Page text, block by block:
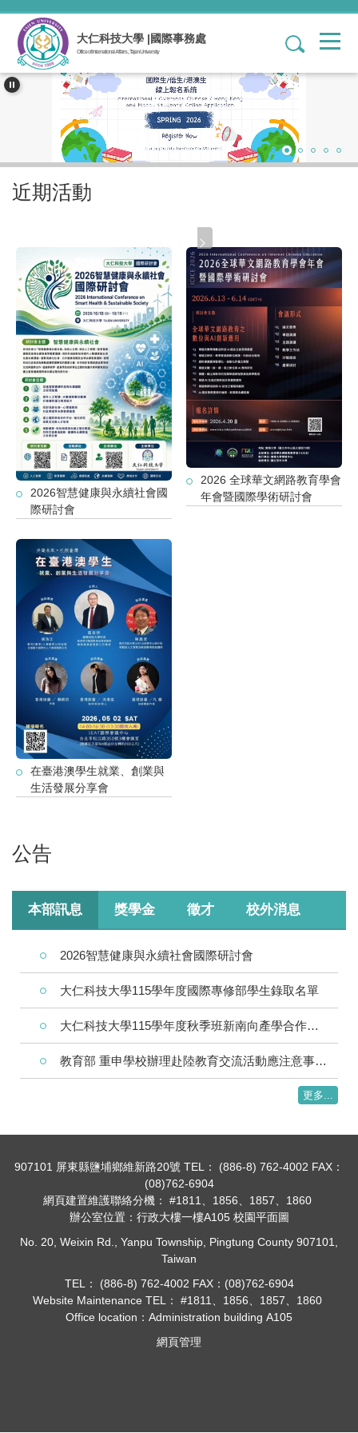
跳
主
要
內
容
大仁科技大學 |國際事務處
Office of International Affairs , Tajen University
1
近期活動
2026智慧健康與永續社會國
際研討會
2026 全球華文網路教育學會
年會暨國際學術研討會
在臺港澳學生就業、創業與
生活發展分享會
公告
本部訊息 獎學金 徵才 校外消息
2026智慧健康與永續社會國際研討會
大仁科技大學115學年度國際專修部學生錄取名單
大仁科技大學115學年度秋季班新南向產學合作國際專班錄取正備取名單
教育部 重申學校辦理赴陸教育交流活動應注意事項及落實填報登錄 平臺事宜，詳如說明，請查照。
更多...
907101 屏東縣鹽埔鄉維新路20號 TEL： (886-8) 762-4002 FAX：
(08)762-6904
網頁建置維護聯絡分機： #1811、1856、1857、1860
辦公室位置：行政大樓一樓A105 校園平面圖
No. 20, Weixin Rd., Yanpu Township, Pingtung County 907101,
Taiwan
TEL： (886-8) 762-4002 FAX：(08)762-6904
Website Maintenance TEL： #1811、1856、1857、1860
Office location： Administration building A105
網頁管理